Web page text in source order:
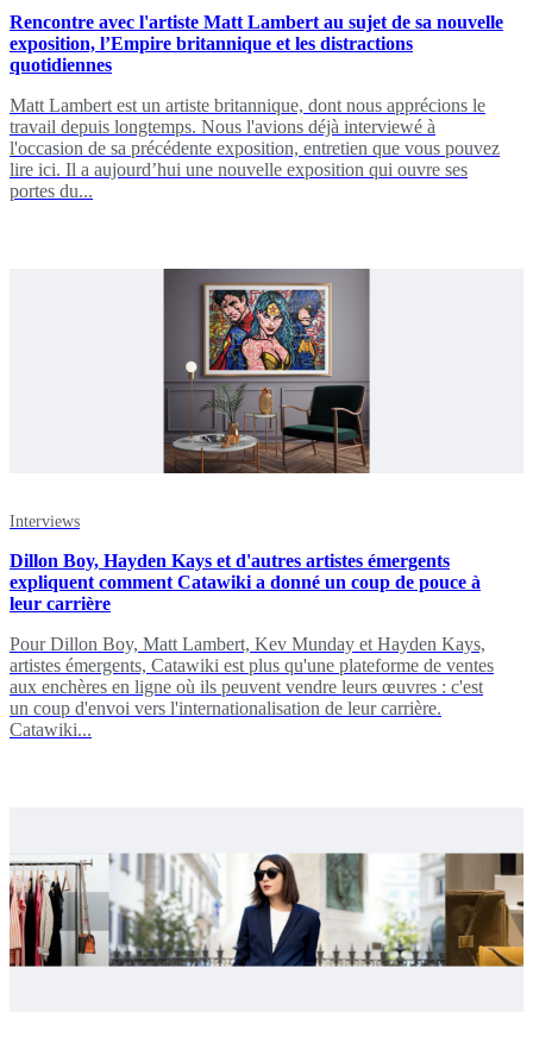
Rencontre avec l'artiste Matt Lambert au sujet de sa nouvelle
exposition, l’Empire britannique et les distractions
quotidiennes
Matt Lambert est un artiste britannique, dont nous apprécions le
travail depuis longtemps. Nous l'avions déjà interviewé à
l'occasion de sa précédente exposition, entretien que vous pouvez
lire ici. Il a aujourd’hui une nouvelle exposition qui ouvre ses
portes du...
Interviews
Dillon Boy, Hayden Kays et d'autres artistes émergents
expliquent comment Catawiki a donné un coup de pouce à
leur carrière
Pour Dillon Boy, Matt Lambert, Kev Munday et Hayden Kays,
artistes émergents, Catawiki est plus qu'une plateforme de ventes
aux enchères en ligne où ils peuvent vendre leurs œuvres : c'est
un coup d'envoi vers l'internationalisation de leur carrière.
Catawiki...